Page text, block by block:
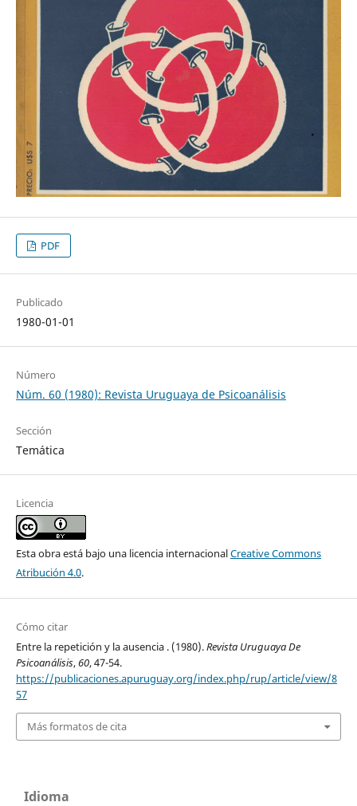
PDF
Publicado
1980-01-01
Número
Núm. 60 (1980): Revista Uruguaya de Psicoanálisis
Sección
Temática
Licencia
Esta obra está bajo una licencia internacionalCreative Commons
Atribución 4.0.
Cómo citar
Entre la repetición y la ausencia . (1980).Revista Uruguaya De
Psicoanálisis,60, 47-54.
https://publicaciones.apuruguay.org/index.php/rup/article/view/8
57
Más formatos de cita
Idioma